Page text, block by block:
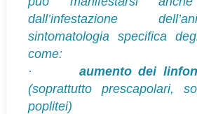
dall’infestazione
sintomatologia specifica
come:
· aumento dei
(soprattutto prescapolari,
poplitei)